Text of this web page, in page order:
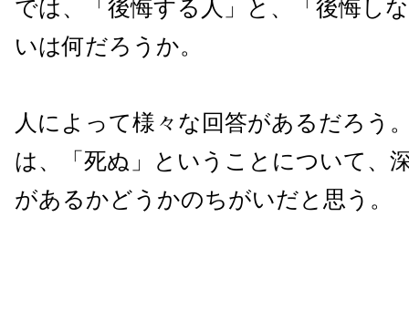
では、「後悔する人」と、「後悔し
いは何だろうか。
人によって様々な回答があるだろう
は、「死ぬ」ということについて、
があるかどうかのちがいだと思う。